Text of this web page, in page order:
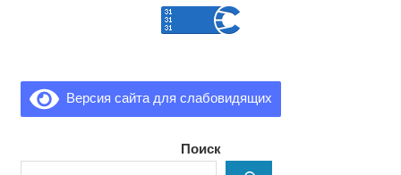
Версия сайта для слабовидящих
Поиск